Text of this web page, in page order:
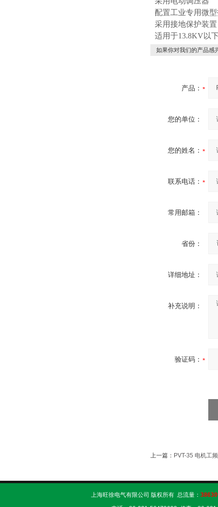
配置工业专用微
采用接地保护装
适用于13.8KV以
如果你对我们的产品感
产品：
您的单位：
您的姓名：
联系电话：
常用邮箱：
省份：
详细地址：
补充说明：
验证码：
上一篇： PVT-35 电机工
上海旺徐电气有限公司 版权所有 总流量：